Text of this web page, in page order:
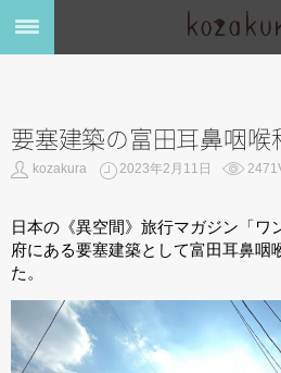
要塞建築の富田耳鼻咽喉
kozakura 2023年2月11日
日本の《異空間》旅行マガジン「ワ
府にある要塞建築として富田耳鼻咽
た。